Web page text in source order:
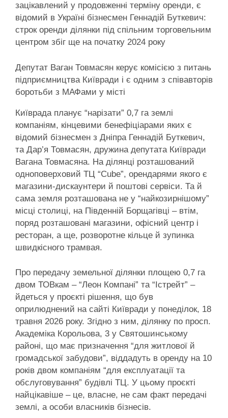
зацікавлений у продовженні терміну оренди, є
відомий в Україні бізнесмен Геннадій Буткевич:
строк оренди ділянки під спільним торговельним
центром збіг ще на початку 2024 року
Депутат Ваган Товмасян керує комісією з питань
підприємництва Київради і є одним з співавторів
боротьби з МАФами у місті
Київрада планує “нарізати” 0,7 га землі
компаніям, кінцевими бенефіціарами яких є
відомий бізнесмен з Дніпра Геннадій Буткевич,
та Дар’я Товмасян, дружина депутата Київради
Вагана Товмасяна. На ділянці розташований
одноповерховий ТЦ “Cube”, орендарями якого є
магазини-дискаунтери й поштові сервіси. Та й
сама земля розташована не у “найкозирнішому”
місці столиці, на Південній Борщагівці – втім,
поряд розташовані магазини, офісний центр і
ресторан, а ще, розворотне кільце й зупинка
швидкісного трамвая.
Про передачу земельної ділянки площею 0,7 га
двом ТОВкам – “Леон Компані” та “Істрейт” –
йдеться у проєкті рішення, що був
оприлюднений на сайті Київради у понеділок, 18
травня 2026 року. Згідно з ним, ділянку по просп.
Академіка Корольова, 3 у Святошинському
районі, що має призначення “для житлової й
громадської забудови”, віддадуть в оренду на 10
років двом компаніям “для експлуатації та
обслуговування” будівлі ТЦ. У цьому проєкті
найцікавіше – це, власне, не сам факт передачі
землі, а особи власників бізнесів.